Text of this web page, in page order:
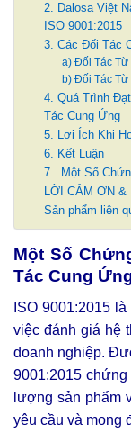
2. Dalosa Việt
ISO 9001:2015
3. Các Đối Tác
a) Đối Tác Từ
b) Đối Tác
4. Quá Trình
Tác Cung Ứng
5. Lợi Ích Khi
6. Kết Luận
7. Một Số
LỜI CẢM ƠN
Sản phẩm liên
Một Số
Tác Cung
ISO 9001:2015
việc đánh giá hệ
doanh nghiệp.
9001:2015
lượng sản phẩm
yêu cầu và mong